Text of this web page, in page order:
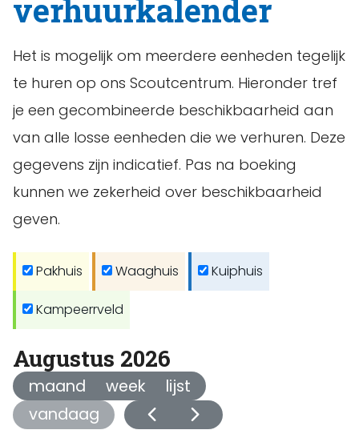
verhuurkalender
Het is mogelijk om meerdere eenheden tegelijk
te huren op ons Scoutcentrum. Hieronder tref
je een gecombineerde beschikbaarheid aan
van alle losse eenheden die we verhuren. Deze
gegevens zijn indicatief. Pas na boeking
kunnen we zekerheid over beschikbaarheid
geven.
Pakhuis Waaghuis Kuiphuis
Kampeerrveld
Augustus 2026
maand week
lijst
vandaag